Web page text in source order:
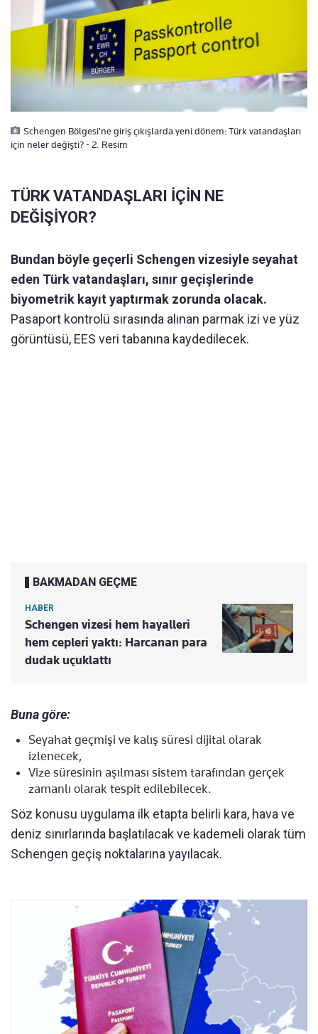
Schengen Bölgesi'ne giriş çıkışlarda yeni dönem: Türk vatandaşları
için neler değişti? - 2. Resim
TÜRK VATANDAŞLARI İÇİN NE
DEĞİŞİYOR?
Bundan böyle geçerli Schengen vizesiyle seyahat
eden Türk vatandaşları, sınır geçişlerinde
biyometrik kayıt yaptırmak zorunda olacak.
Pasaport kontrolü sırasında alınan parmak izi ve yüz
görüntüsü, EES veri tabanına kaydedilecek.
BAKMADAN GEÇME
HABER
Schengen vizesi hem hayalleri
hem cepleri yaktı: Harcanan para
dudak uçuklattı
Buna göre:
Seyahat geçmişi ve kalış süresi dijital olarak
izlenecek,
Vize süresinin aşılması sistem tarafından gerçek
zamanlı olarak tespit edilebilecek.
Söz konusu uygulama ilk etapta belirli kara, hava ve
deniz sınırlarında başlatılacak ve kademeli olarak tüm
Schengen geçiş noktalarına yayılacak.